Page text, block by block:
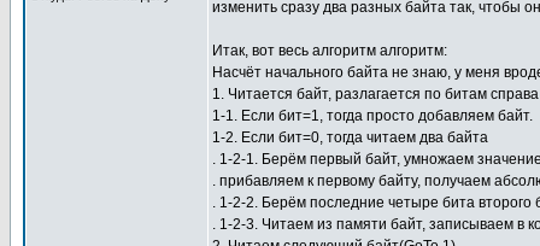
изменить сразу два разных байта так, чтобы
Итак, вот весь алгоритм алгоритм:
Насчёт начального байта не знаю, у меня
1. Читается байт, разлагается по битам
1-1. Если бит=1, тогда просто добавляем байт.
1-2. Если бит=0, тогда читаем два байта
. 1-2-1. Берём первый байт, умножаем
. прибавляем к первому байту, получаем
. 1-2-2. Берём последние четыре бита
. 1-2-3. Читаем из памяти байт, записываем в